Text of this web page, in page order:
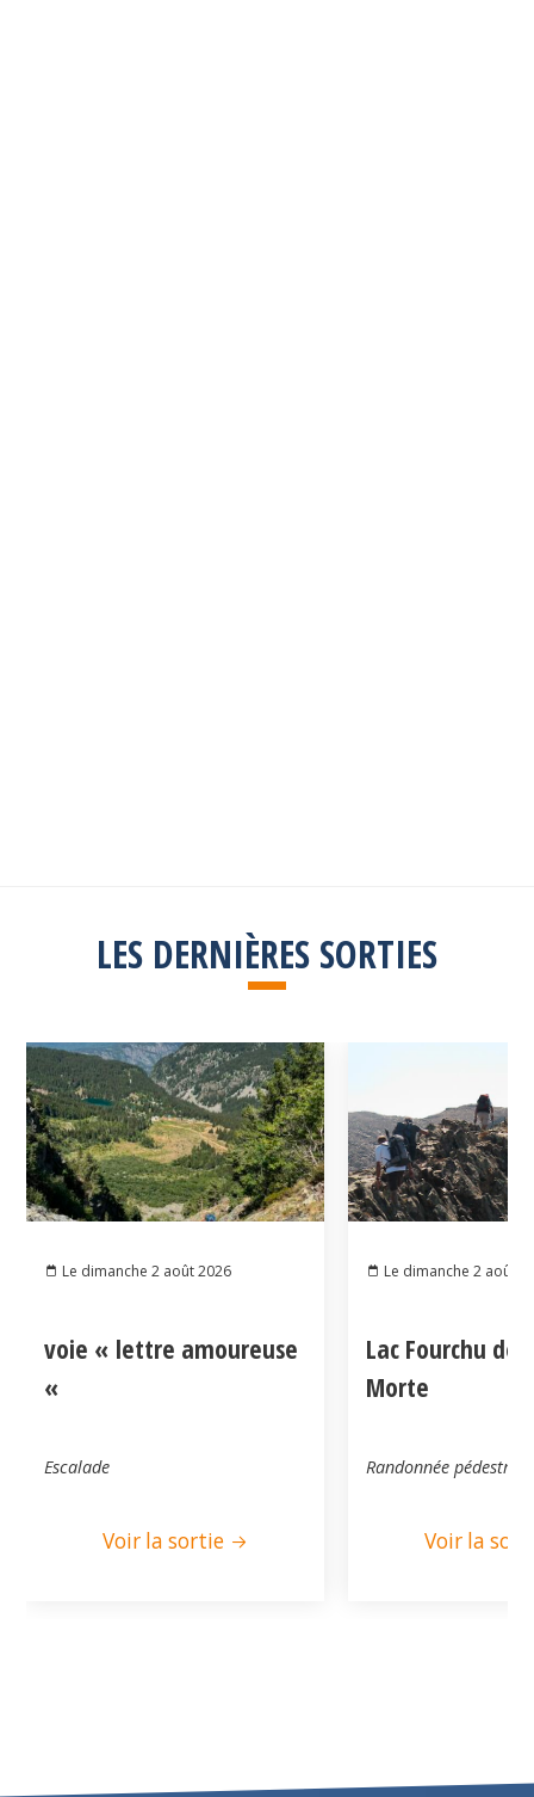
LES DERNIÈRES SORTIES
Le dimanche 2 août 2026
voie « lettre amoureuse
«
Escalade
Voir la sortie
Le dimanche 2 août
Lac Fourchu
Morte
Randonnée pédestre
Voir la